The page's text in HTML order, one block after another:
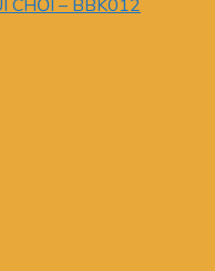
CHƠI – BBK012